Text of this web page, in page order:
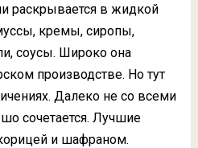
раскрывается в жидкой
кремы, сиропы,
соусы. Широко она
производстве. Но тут
Далеко не со всеми
сочетается. Лучшие
и шафраном.